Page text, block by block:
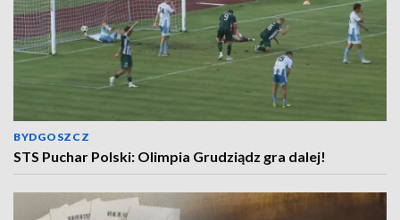
BYDGOSZCZ
STS Puchar Polski: Olimpia Grudziądz gra dalej!